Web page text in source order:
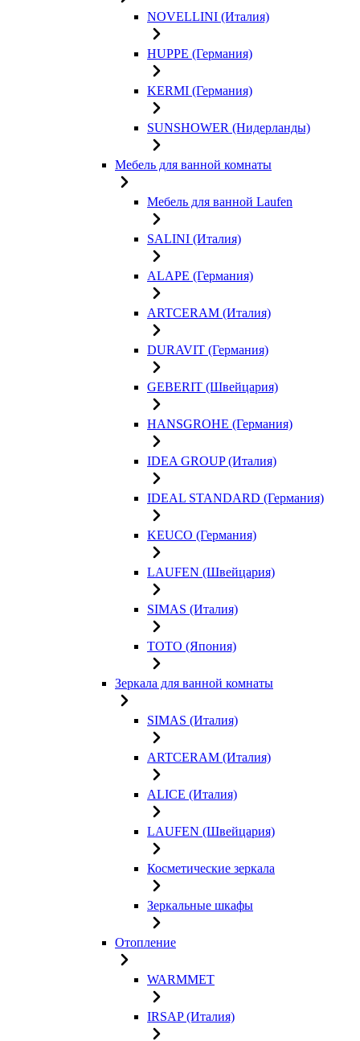
NOVELLINI (Италия)
HUPPE (Германия)
KERMI (Германия)
SUNSHOWER (Нидерланды)
Мебель для ванной комнаты
Мебель для ванной Laufen
SALINI (Италия)
ALAPE (Германия)
ARTCERAM (Италия)
DURAVIT (Германия)
GEBERIT (Швейцария)
HANSGROHE (Германия)
IDEA GROUP (Италия)
IDEAL STANDARD (Германия)
KEUCO (Германия)
LAUFEN (Швейцария)
SIMAS (Италия)
TOTO (Япония)
Зеркала для ванной комнаты
SIMAS (Италия)
ARTCERAM (Италия)
ALICE (Италия)
LAUFEN (Швейцария)
Косметические зеркала
Зеркальные шкафы
Отопление
WARMMET
IRSAP (Италия)